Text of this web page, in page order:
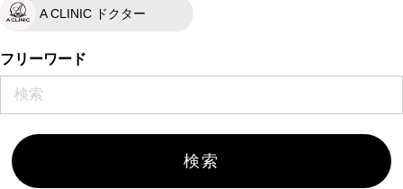
A CLINIC ドクター
フリーワード